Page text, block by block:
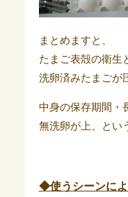
まとめますと、
たまご表殻の衛生
洗卵済みたまごが
中身の保存期間・
無洗卵が上、とい
◆使うシーンに